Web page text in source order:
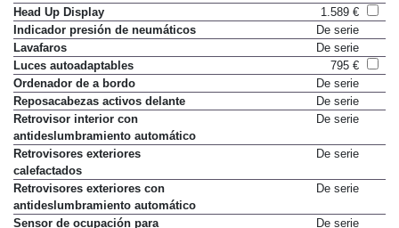
traseros
Head Up Display
1.589 €
Indicador presión de neumáticos
De serie
Lavafaros
De serie
Luces autoadaptables
795 €
Ordenador de a bordo
De serie
Reposacabezas activos delante
De serie
Retrovisor interior con
antideslumbramiento automático
Retrovisores exteriores
calefactados
Retrovisores exteriores con
antideslumbramiento automático